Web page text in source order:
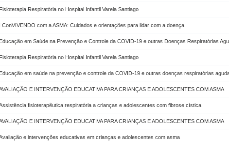
Fisioterapia Respiratória no Hospital Infantil Varela Santiago
I ConVIVENDO com a ASMA: Cuidados e orientações para lidar com a doença
Educação em Saúde na Prevenção e Controle da COVID-19 e outras Doenças Respiratórias
Fisioterapia Respiratória no Hospital Infantil Varela Santiago
Educação em saúde na prevenção e controle da COVID-19 e outras doenças respiratórias
E INTERVENÇÃO EDUCATIVA PARA CRIANÇAS E ADOLESCENTES COM ASMA
fisioterapêutica respiratória a crianças e adolescentes com fibrose cística
E INTERVENÇÃO EDUCATIVA PARA CRIANÇAS E ADOLESCENTES COM ASMA
e intervenções educativas em crianças e adolescentes com asma